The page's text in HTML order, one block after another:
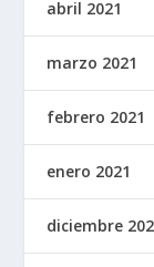
abril 2021
marzo 2021
febrero 2021
enero 2021
diciembre